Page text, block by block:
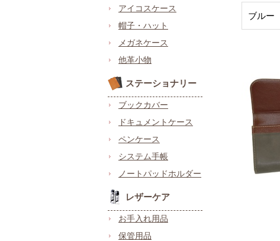
アイコスケース
帽子・ハット
メガネケース
他革小物
ステーショナリー
ブックカバー
ドキュメントケース
ペンケース
システム手帳
ノートパッドホルダー
レザーケア
お手入れ用品
保管用品
ブルー